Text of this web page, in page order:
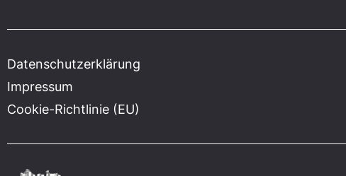
Datenschutzerklärung
Impressum
Cookie-Richtlinie (EU)